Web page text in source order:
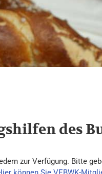
des
zur Verfügung. Bitte